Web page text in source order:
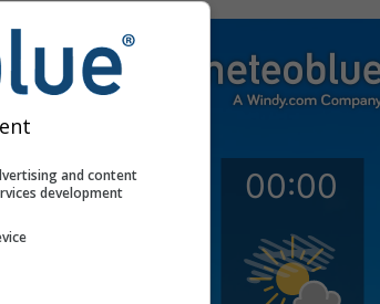
and content
development